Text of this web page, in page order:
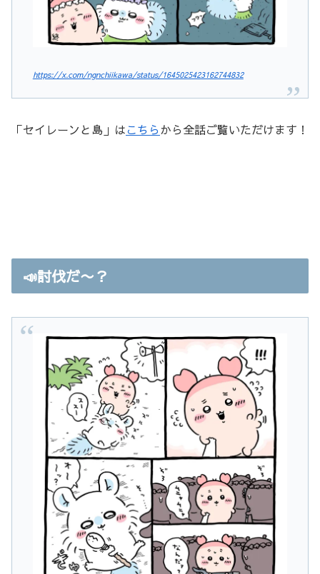
https://x.com/ngnchiikawa/status/1645025423162744832
「セイレーンと島」はこちら から全話ご覧いただけます！
📣討伐だ〜？